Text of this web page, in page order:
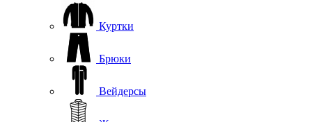
Куртки
Брюки
Вейдерсы